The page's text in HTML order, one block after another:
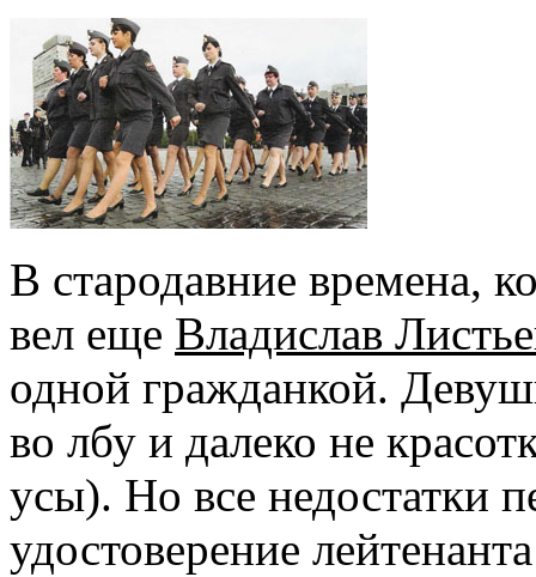
В стародавние времена,
вел еще Владислав
одной гражданкой.
во лбу и далеко не
усы). Но все недостатки
удостоверение